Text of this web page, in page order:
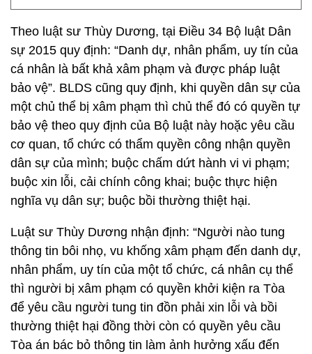
Theo luật sư Thùy Dương, tại Điều 34 Bộ luật Dân
sự 2015 quy định: “Danh dự, nhân phẩm, uy tín của
cá nhân là bất khả xâm phạm và được pháp luật
bảo vệ”. BLDS cũng quy định, khi quyền dân sự của
một chủ thể bị xâm phạm thì chủ thể đó có quyền tự
bảo vệ theo quy định của Bộ luật này hoặc yêu cầu
cơ quan, tổ chức có thẩm quyền công nhận quyền
dân sự của mình; buộc chấm dứt hành vi vi phạm;
buộc xin lỗi, cải chính công khai; buộc thực hiện
nghĩa vụ dân sự; buộc bồi thường thiệt hại.
Luật sư Thùy Dương nhận định: “Người nào tung
thông tin bôi nhọ, vu khống xâm phạm đến danh dự,
nhân phẩm, uy tín của một tổ chức, cá nhân cụ thể
thì người bị xâm phạm có quyền khởi kiện ra Tòa
để yêu cầu người tung tin đồn phải xin lỗi và bồi
thường thiệt hại đồng thời còn có quyền yêu cầu
Tòa án bác bỏ thông tin làm ảnh hưởng xấu đến